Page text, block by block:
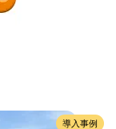
導入事例